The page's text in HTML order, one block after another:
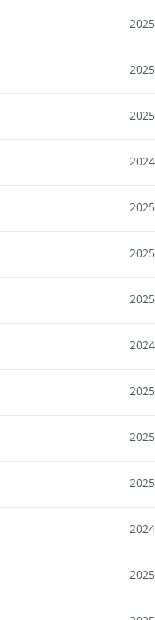
2025
2025
2025
2024
2025
2025
2025
2024
2025
2025
2025
2024
2025